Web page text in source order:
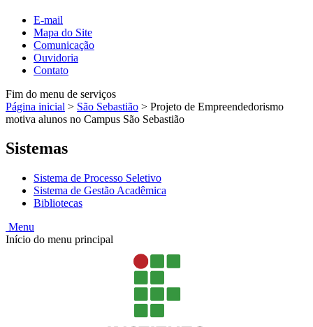
E-mail
Mapa do Site
Comunicação
Ouvidoria
Contato
Fim do menu de serviços
Página inicial > São Sebastião > Projeto de Empreendedorismo
motiva alunos no Campus São Sebastião
Sistemas
Sistema de Processo Seletivo
Sistema de Gestão Acadêmica
Bibliotecas
Menu
Início do menu principal